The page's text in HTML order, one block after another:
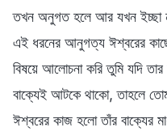
তখন অনুগত হলে আর যখন ইচ্ছা
এই ধরনের আনুগত্য ঈশ্বরের
বিষয়ে আলোচনা করি তুমি যদি
বাক্যেই আটকে থাকো, তাহলে
ঈশ্বরের কাজ হলো তাঁর বাক্যের